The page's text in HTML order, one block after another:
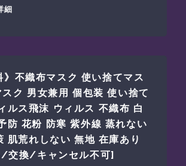
細
》不織布マスク 使い捨てマス
ク 男女兼用 個包装 使い捨て
ルス飛沫 ウィルス 不織布 白
防 花粉 防寒 紫外線 蒸れない
肌荒れしない 無地 在庫あり
/交換/キャンセル不可]